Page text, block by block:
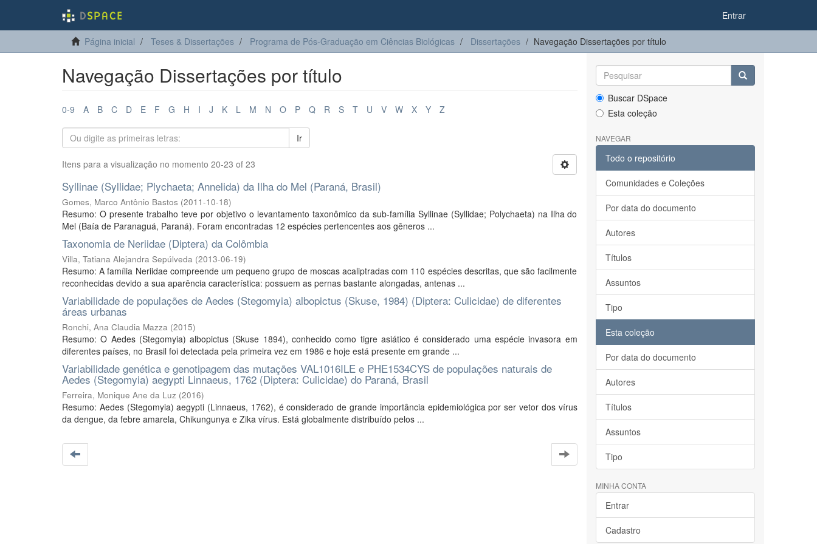
Entrar
Página inicial Teses & Dissertações Programa de Pós-Graduação em Ciências Biológicas Dissertações Navegação Dissertações por título
Navegação Dissertações por título
0-9 A B C D E F G H I J K L M N O P Q R S T U V W X Y Z
Ir
Itens para a visualização no momento 20-23 of 23
Syllinae (Syllidae; Plychaeta; Annelida) da Ilha do Mel (Paraná, Brasil)
Gomes, Marco Antônio Bastos (2011-10-18)
Resumo: O presente trabalho teve por objetivo o levantamento taxonômico da sub-família Syllinae (Syllidae; Polychaeta) na Ilha do
Mel (Baía de Paranaguá, Paraná). Foram encontradas 12 espécies pertencentes aos gêneros ...
Taxonomia de Neriidae (Diptera) da Colômbia
Villa, Tatiana Alejandra Sepúlveda (2013-06-19)
Resumo: A família Neriidae compreende um pequeno grupo de moscas acaliptradas com 110 espécies descritas, que são facilmente
reconhecidas devido a sua aparência característica: possuem as pernas bastante alongadas, antenas ...
Variabilidade de populações de Aedes (Stegomyia) albopictus (Skuse, 1984) (Diptera: Culicidae) de diferentes
áreas urbanas
Ronchi, Ana Claudia Mazza (2015)
Resumo: O Aedes (Stegomyia) albopictus (Skuse 1894), conhecido como tigre asiático é considerado uma espécie invasora em
diferentes países, no Brasil foi detectada pela primeira vez em 1986 e hoje está presente em grande ...
Variabilidade genética e genotipagem das mutações VAL1016ILE e PHE1534CYS de populações naturais de
Aedes (Stegomyia) aegypti Linnaeus, 1762 (Diptera: Culicidae) do Paraná, Brasil
Ferreira, Monique Ane da Luz (2016)
Resumo: Aedes (Stegomyia) aegypti (Linnaeus, 1762), é considerado de grande importância epidemiológica por ser vetor dos vírus
da dengue, da febre amarela, Chikungunya e Zika vírus. Está globalmente distribuído pelos ...
Buscar DSpace
Esta coleção
NAVEGAR
Todo o repositório
Comunidades e Coleções
Por data do documento
Autores
Títulos
Assuntos
Tipo
Esta coleção
Por data do documento
Autores
Títulos
Assuntos
Tipo
MINHA CONTA
Entrar
Cadastro